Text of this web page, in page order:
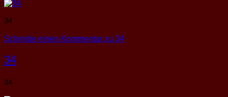
34
Schreibe einen Kommentar zu 34
34
34